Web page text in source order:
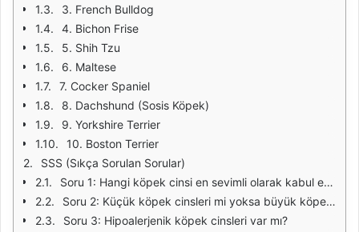
3. French Bulldog
4. Bichon Frise
5. Shih Tzu
6. Maltese
7. Cocker Spaniel
8. Dachshund (Sosis Köpek)
9. Yorkshire Terrier
10. Boston Terrier
SSS (Sıkça Sorulan Sorular)
Soru 1: Hangi köpek cinsi en sevimli olarak kabul edilir?
Soru 2: Küçük köpek cinsleri mi yoksa büyük köpek cinsleri mi daha sevimlidir?
Soru 3: Hipoalerjenik köpek cinsleri var mı?